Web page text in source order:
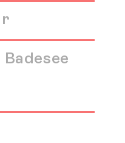
Maps